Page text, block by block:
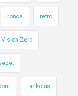
roncs retro
Vision Zero
tankolás